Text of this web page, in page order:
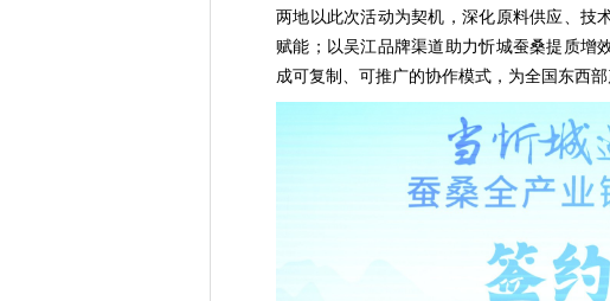
两地以此次活动为契机，深化原料供应、技
赋能；以吴江品牌渠道助力忻城蚕桑提质增
成可复制、可推广的协作模式，为全国东西部